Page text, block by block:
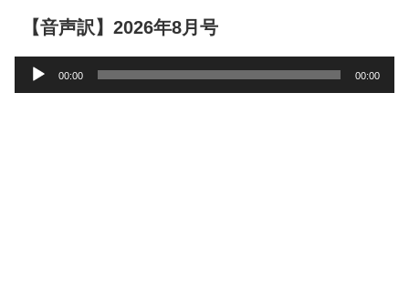
【音声訳】2026年8月号
声
00:00 00:00